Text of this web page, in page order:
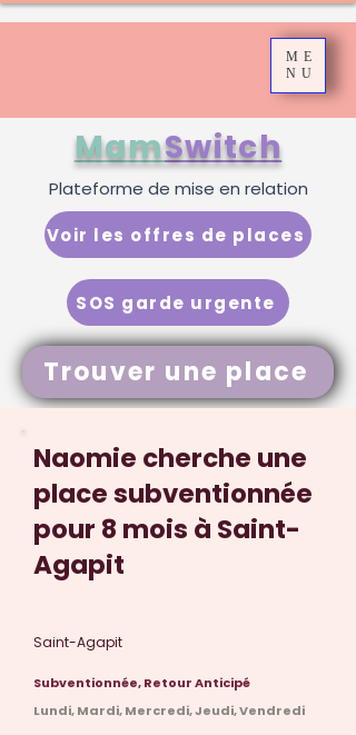
ME
NU
Trouver une place
MamSwitch
SOS garde urgente
Voir les offres de places
Plateforme de mise en relation
Naomie cherche une
place subventionnée
pour 8 mois à Saint-
Agapit
Saint-Agapit
Subventionnée, Retour Anticipé
Lundi, Mardi, Mercredi, Jeudi, Vendredi